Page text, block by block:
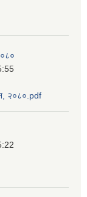
२०८०.pdf